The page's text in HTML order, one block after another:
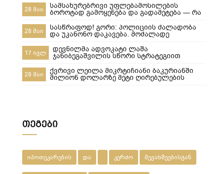
28 მაი სამსახურებრივი უფლებამოსილების
ბოროტად გამოყენება და გადამეტება — რა
ხდება გორში და რა სასამართლო
პასუხისმგებლობა ეკისრება პოლიციელებს
28 მაი სასწრაფოდ! გორი: პოლიციის ძალადობა
და უკანონო დაკავება. მოძალადე
პოლიციელები ყველანი დაუყოვნებლივ
სამსახურებიდან უნდა იქნეს გაშვებული და
პასუხისიგებაში მიცემული! ​ყველამ უნდა
ნახოს, რა ხდება რეალურად! გორში,10-მა
პოლიციელმა სასტიკად სცემა მოქალაქე,
ახლა კ
17 ივლ დევნილმა ადვოკატი ლაშა
ჯანიბეგაშვილის სწორი სტრატეგიით
დევნილთა სამინისტროს დავები მოუგო
28 მაი ქვრივი ლეილა მიკრტიჩიანი ბაკურიანში
მილიონ დოლარზე მეტი ღირებულების
სასტუმროს დაკარგვისგან თიბისი
თეგები
იპოთეკარების და კერძო მევახშეებისგან